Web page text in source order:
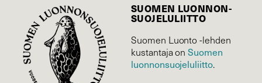
SUOMEN LUONNON­
SUOJELU­LIITTO
Suomen Luonto -lehden
kustantaja onSuomen
luonnonsuojelu­liitto.